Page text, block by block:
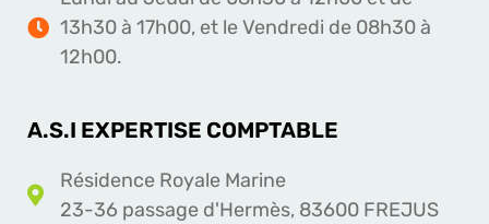
13h30 à 17h00, et le Vendredi de 08h30 à
12h00.
A.S.I EXPERTISE COMPTABLE
Résidence Royale Marine
23-36 passage d'Hermès, 83600 FREJUS